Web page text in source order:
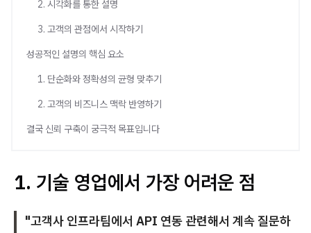
2. 시각화를 통한 설명
3. 고객의 관점에서 시작하기
성공적인 설명의 핵심 요소
1. 단순화와 정확성의 균형 맞추기
2. 고객의 비즈니스 맥락 반영하기
결국 신뢰 구축이 궁극적 목표입니다
1. 기술 영업에서 가장 어려운 점
"고객사 인프라팀에서 API 연동 관련해서 계속 질문하